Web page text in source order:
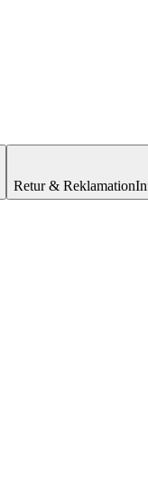
Retur & Reklamation